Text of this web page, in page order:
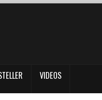
VIDEOS